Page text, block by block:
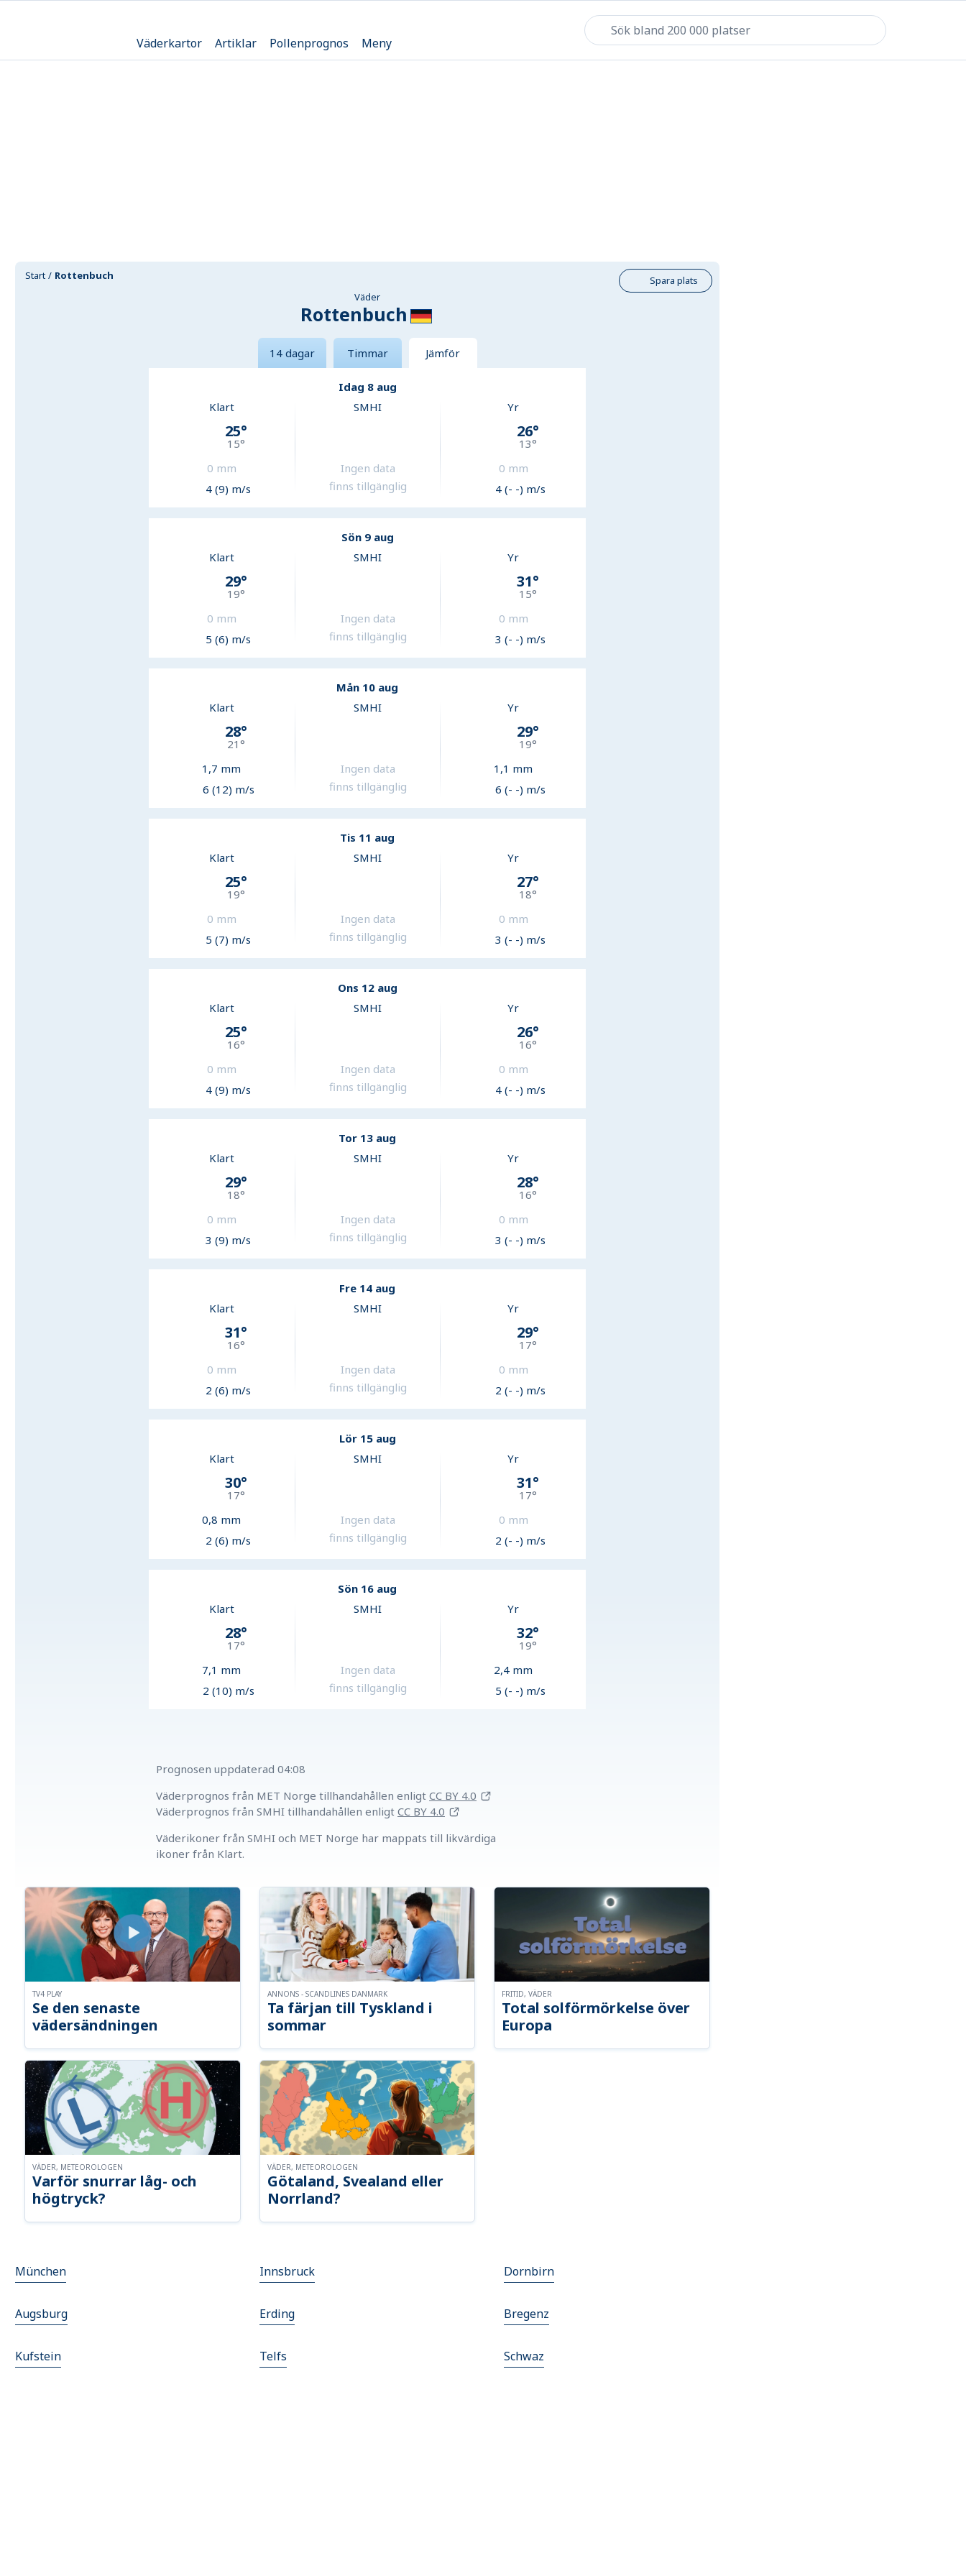
Väderkartor Artiklar Pollenprognos Meny
Start Rottenbuch
Spara plats
Väder
Rottenbuch
14 dagar Timmar Jämför
Idag 8 aug
Klart
25°
15°
0 mm
4 (9) m/s
SMHI
Ingen data
finns tillgänglig
Yr
26°
13°
0 mm
4 (- -) m/s
Sön 9 aug
Klart
29°
19°
0 mm
5 (6) m/s
SMHI
Ingen data
finns tillgänglig
Yr
31°
15°
0 mm
3 (- -) m/s
Mån 10 aug
Klart
28°
21 °
1,7 mm
6 (12) m/s
SMHI
Ingen data
finns tillgänglig
Yr
29°
19°
1,1 mm
6 (- -) m/s
Tis 11 aug
Klart
25°
19°
0 mm
5 (7) m/s
SMHI
Ingen data
finns tillgänglig
Yr
27°
18°
0 mm
3 (- -) m/s
Ons 12 aug
Klart
25°
16°
0 mm
4 (9) m/s
SMHI
Ingen data
finns tillgänglig
Yr
26°
16°
0 mm
4 (- -) m/s
Tor 13 aug
Klart
29°
18°
0 mm
3 (9) m/s
SMHI
Ingen data
finns tillgänglig
Yr
28°
16°
0 mm
3 (- -) m/s
Fre 14 aug
Klart
31°
16°
0 mm
2 (6) m/s
SMHI
Ingen data
finns tillgänglig
Yr
29°
17°
0 mm
2 (- -) m/s
Lör 15 aug
Klart
30°
17°
0,8 mm
2 (6) m/s
SMHI
Ingen data
finns tillgänglig
Yr
31°
17°
0 mm
2 (- -) m/s
Sön 16 aug
Klart
28°
17°
7,1 mm
2 (10) m/s
SMHI
Ingen data
finns tillgänglig
Yr
32°
19°
2,4 mm
5 (- -) m/s
Prognosen uppdaterad 04:08
Väderprognos från MET Norge tillhandahållen enligt CC BY 4.0
Väderprognos från SMHI tillhandahållen enligt CC BY 4.0
Väderikoner från SMHI och MET Norge har mappats till likvärdiga
ikoner från Klart.
Se den senaste
vädersändningen
TV4 PLAY
Ta färjan till Tyskland i
sommar
ANNONS - SCANDLINES DANMARK
Total solförmörkelse över
Europa
FRITID, VÄDER
Varför snurrar låg- och
högtryck?
VÄDER, METEOROLOGEN
Götaland, Svealand eller
Norrland?
VÄDER, METEOROLOGEN
München Innsbruck Dornbirn
Augsburg Erding Bregenz
Kufstein Telfs Schwaz